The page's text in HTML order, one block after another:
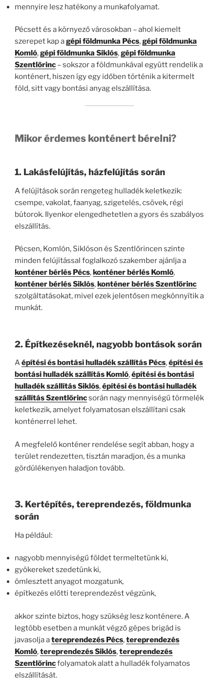
mennyire lesz hatékony a munkafolyamat.
Pécsett és a környező városokban – ahol kiemelt
szerepet kap agépi földmunka Pécs,gépi földmunka
Komló,gépi földmunka Siklós,gépi földmunka
Szentlőrinc – sokszor a földmunkával együtt rendelik a
konténert, hiszen így egy időben történik a kitermelt
föld, sitt vagy bontási anyag elszállítása.
Mikor érdemes konténert bérelni?
1. Lakásfelújítás, házfelújítás során
A felújítások során rengeteg hulladék keletkezik:
csempe, vakolat, faanyag, szigetelés, csövek, régi
bútorok. Ilyenkor elengedhetetlen a gyors és szabályos
elszállítás.
Pécsen, Komlón, Siklóson és Szentlőrincen szinte
minden felújítással foglalkozó szakember ajánlja a
konténer bérlés Pécs,konténer bérlés Komló,
konténer bérlés Siklós,konténer bérlés Szentlőrinc
szolgáltatásokat, mivel ezek jelentősen megkönnyítik a
munkát.
2. Építkezéseknél, nagyobb bontások során
Aépítési és bontási hulladék szállítás Pécs,építési és
bontási hulladék szállítás Komló,építési és bontási
hulladék szállítás Siklós,építési és bontási hulladék
szállítás Szentlőrincsorán nagy mennyiségű törmelék
keletkezik, amelyet folyamatosan elszállítani csak
konténerrel lehet.
A megfelelő konténer rendelése segít abban, hogy a
terület rendezetten, tisztán maradjon, és a munka
gördülékenyen haladjon tovább.
3. Kertépítés, tereprendezés, földmunka
során
Ha például:
nagyobb mennyiségű földet termeltetünk ki,
gyökereket szedetünk ki,
ömlesztett anyagot mozgatunk,
építkezés előtti tereprendezést végzünk,
akkor szinte biztos, hogy szükség lesz konténere. A
legtöbb esetben a munkát végző gépes brigád is
javasolja atereprendezés Pécs,tereprendezés
Komló,tereprendezés Siklós,tereprendezés
Szentlőrincfolyamatok alatt a hulladék folyamatos
elszállítását.